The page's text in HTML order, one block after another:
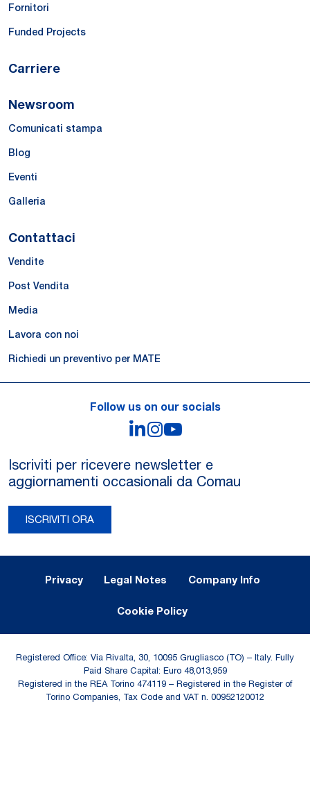
Fornitori
Funded Projects
Carriere
Newsroom
Comunicati stampa
Blog
Eventi
Galleria
Contattaci
Vendite
Post Vendita
Media
Lavora con noi
Richiedi un preventivo per MATE
Follow us on our socials
LinkedIn
Instagram
Iscriviti per ricevere newsletter e
aggiornamenti occasionali da Comau
ISCRIVITI ORA
Privacy Legal Notes Company Info
Cookie Policy
Registered Office: Via Rivalta, 30, 10095 Grugliasco (TO) – Italy. Fully
Paid Share Capital: Euro 48,013,959
Registered in the REA Torino 474119 – Registered in the Register of
Torino Companies, Tax Code and VAT n. 00952120012